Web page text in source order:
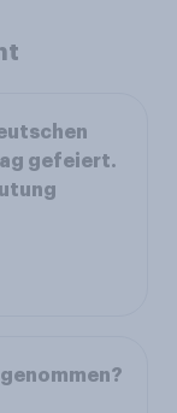
gefeiert.